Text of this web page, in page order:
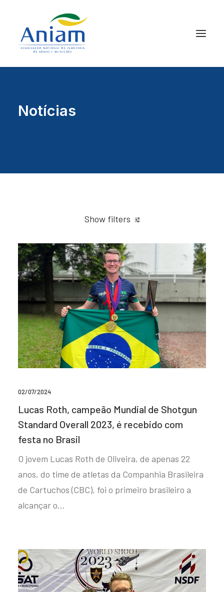
Notícias
Show filters
02/07/2024
Lucas Roth, campeão Mundial de Shotgun
Standard Overall 2023, é recebido com
festa no Brasil
O jovem Lucas Roth de Oliveira, de apenas 22
anos, do time de atletas da Companhia Brasileira
de Cartuchos (CBC), foi o primeiro brasileiro a
alcançar o…